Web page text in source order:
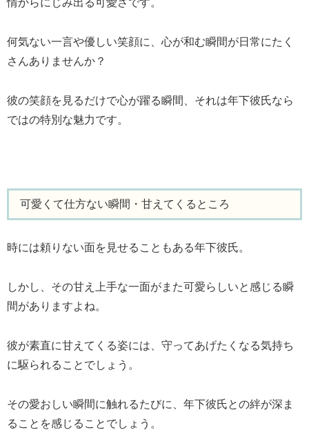
情からにじみ出る可愛さです。
何気ない一言や優しい笑顔に、心が和む瞬間が日常にたく
さんありませんか？
彼の笑顔を見るだけで心が躍る瞬間、それは年下彼氏なら
ではの特別な魅力です。
可愛くて仕方ない瞬間・甘えてくるところ
時には頼りない面を見せることもある年下彼氏。
しかし、その甘え上手な一面がまた可愛らしいと感じる瞬
間がありますよね。
彼が素直に甘えてくる姿には、守ってあげたくなる気持ち
に駆られることでしょう。
その愛おしい瞬間に触れるたびに、年下彼氏との絆が深ま
ることを感じることでしょう。